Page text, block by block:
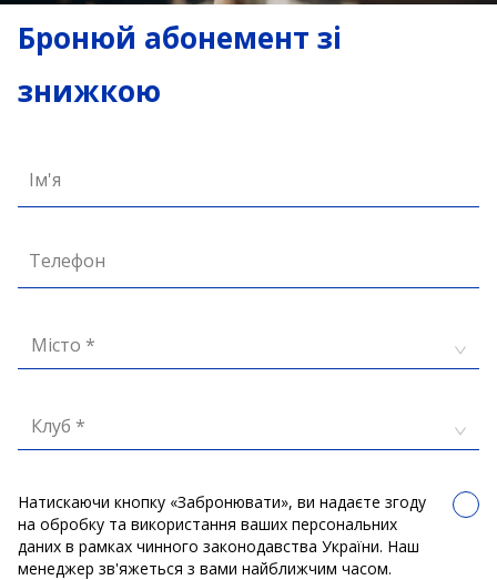
Бронюй абонемент зі
знижкою
Ім'я
Телефон
Місто *
Клуб *
Натискаючи кнопку «Забронювати», ви надаєте згоду
на обробку та використання ваших персональних
даних в рамках чинного законодавства України. Наш
менеджер зв'яжеться з вами найближчим часом.